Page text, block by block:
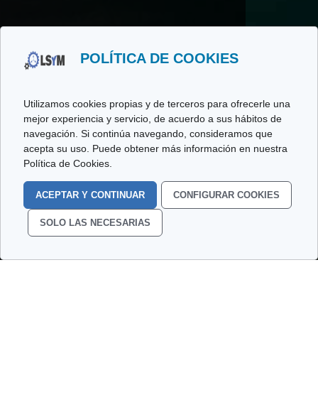
POLÍTICA DE COOKIES
Utilizamos cookies propias y de terceros para ofrecerle una
mejor experiencia y servicio, de acuerdo a sus hábitos de
navegación. Si continúa navegando, consideramos que
acepta su uso. Puede obtener más información en nuestra
Política de Cookies.
ACEPTAR Y CONTINUAR CONFIGURAR COOKIES
SOLO LAS NECESARIAS